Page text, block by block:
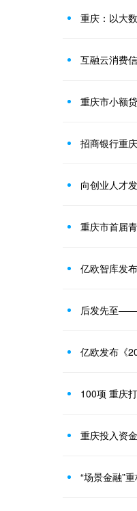
重庆：以大
互融云消费
重庆市小额
招商银行重
向创业人才
亿欧智库发
后发先至——
亿欧发布《
100项 重庆
重庆投入资
“场景金融”